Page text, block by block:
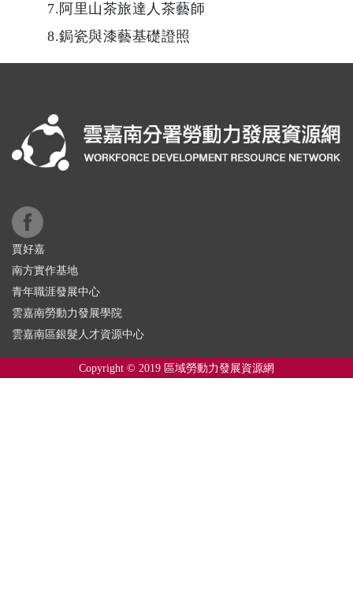
7.阿里山茶旅達人茶藝師
8.鋦瓷與漆藝基礎證照
賈好嘉
南方實作基地
青年職涯發展中心
雲嘉南勞動力發展學院
雲嘉南區銀髮人才資源中心
Copyright © 2019 區域勞動力發展資源網